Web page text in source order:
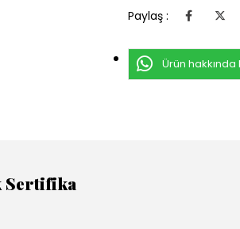
Paylaş :
Ürün
Sertifika